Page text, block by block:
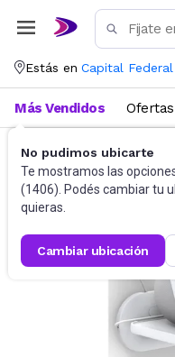
Estás en Capital Federal
No pudimos ubicarte
Te mostramos las
(1406). Podés cambiar tu
quieras.
cambiar ubicación
Más Vendidos Ofertas
Parlantes Trípodes y